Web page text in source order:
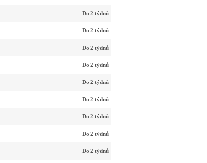
Do 2 týdnů
Do 2 týdnů
Do 2 týdnů
Do 2 týdnů
Do 2 týdnů
Do 2 týdnů
Do 2 týdnů
Do 2 týdnů
Do 2 týdnů